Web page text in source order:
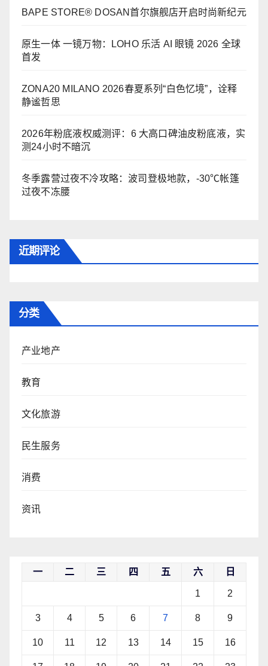
BAPE STORE® DOSAN首尔旗舰店开启时尚新纪元
原生一体 一镜万物：LOHO 乐活 AI 眼镜 2026 全球
首发
ZONA20 MILANO 2026春夏系列“白色忆境”，诠释
静谧哲思
2026年粉底液权威测评：6 大高口碑油皮粉底液，实
测24小时不暗沉
冬季露营过夜不冷攻略：波司登极地款，-30℃帐篷
过夜不冻腰
近期评论
分类
产业地产
教育
文化旅游
民生服务
消费
资讯
一 二 三 四 五 六 日
1 2
3 4 5 6 7 8 9
10 11 12 13 14 15 16